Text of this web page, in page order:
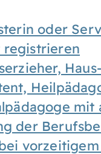
oder
registrieren
der